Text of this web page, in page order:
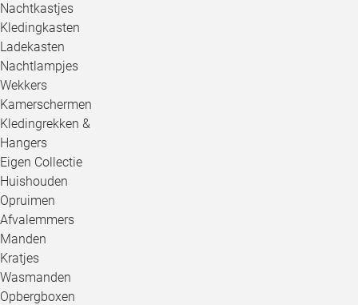
Nachtkastjes
Kledingkasten
Ladekasten
Nachtlampjes
Wekkers
Kamerschermen
Kledingrekken &
Hangers
Eigen Collectie
Huishouden
Opruimen
Afvalemmers
Manden
Kratjes
Wasmanden
Opbergboxen